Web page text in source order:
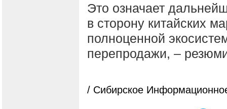
Это означает
в сторону китайских
полноценной
перепродажи, –
/ Сибирское